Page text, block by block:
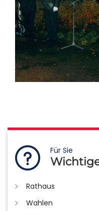
Für Sie
Rathaus
Wahlen